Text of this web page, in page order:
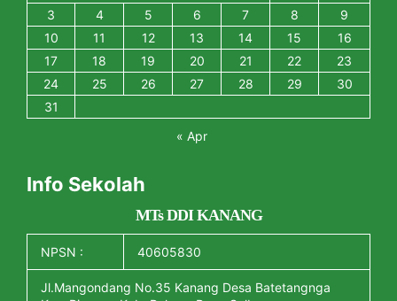
3
4 5 6 7 8
9
10
11 12 13 14 15
16
17
18 19 20 21 22
23
24
25 26 27 28 29
30
31
« Apr
Info Sekolah
MTs DDI KANANG
NPSN : 40605830
Jl.Mangondang No.35 Kanang Desa Batetangnga